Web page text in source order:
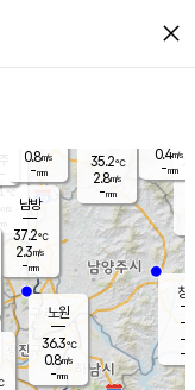
close
℃
35.2℃
2.8m/s
-mm
창
-
-m/
-
0.4m/s
-mm
노원
36.3℃
0.8m/s
-mm
남방
37.2℃
2.3m/s
-mm
0.8m/s
-mm